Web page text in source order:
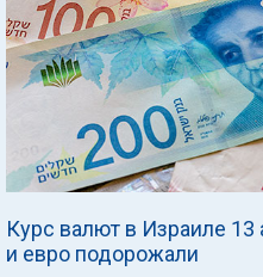
Курс валют в Израиле 13
и евро подорожали